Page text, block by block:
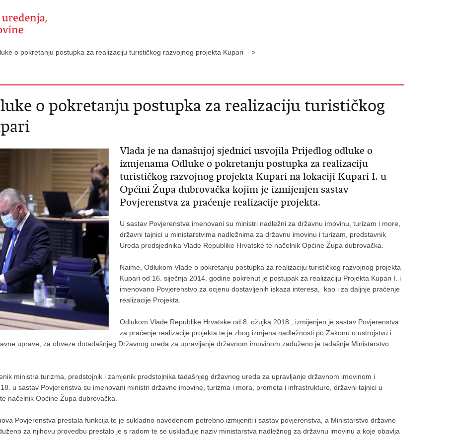
o pokretanju postupka za realizaciju turističkog razvojnog projekta Kupari >
o pokretanju postupka za realizaciju turističkog
Vlada je na današnjoj sjednici usvojila Prijedlog odluke o
izmjenama Odluke o pokretanju postupka za realizaciju
turističkog razvojnog projekta Kupari na lokaciji Kupari I. u
Općini Župa dubrovačka kojim je izmijenjen sastav
Povjerenstva za praćenje realizacije projekta.
U sastav Povjerenstva imenovani su ministri nadležni za državnu imovinu, turizam i more,
državni tajnici u ministarstvima nadležnima za državnu imovinu i turizam, predstavnik
Ureda predsjednika Vlade Republike Hrvatske te načelnik Općine Župa dubrovačka.
Naime, Odlukom Vlade o pokretanju postupka za realizaciju turističkog razvojnog projekta
Kupari od 16. siječnja 2014. godine pokrenut je postupak za realizaciju Projekta Kupari I. i
imenovano Povjerenstvo za ocjenu dostavljenih iskaza interesa, kao i za daljnje praćenje
realizacije Projekta.
Odlukom Vlade Republike Hrvatske od 8. ožujka 2018., izmijenjen je sastav Povjerenstva
za praćenje realizacije projekta te je zbog izmjena nadležnosti po Zakonu o ustrojstvu i
uprave, za obveze dotadašnjeg Državnog ureda za upravljanje državnom imovinom zaduženo je tadašnje Ministarstvo
ministra turizma, predstojnik i zamjenik predstojnika tadašnjeg državnog ureda za upravljanje državnom imovinom i
u sastav Povjerenstva su imenovani ministri državne imovine, turizma i mora, prometa i infrastrukture, državni tajnici u
načelnik Općine Župa dubrovačka.
Povjerenstva prestala funkcija te je sukladno navedenom potrebno izmijeniti i sastav povjerenstva, a Ministarstvo državne
za njihovu provedbu prestalo je s radom te se usklađuje naziv ministarstva nadležnog za državnu imovinu a koje obavlja